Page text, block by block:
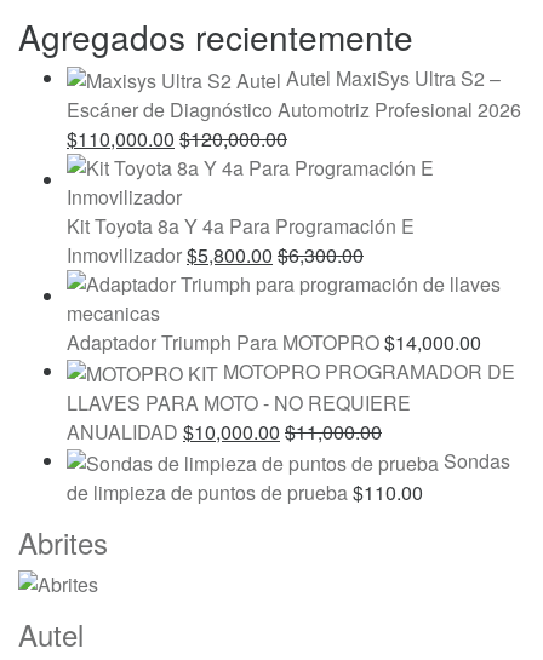
Agregados recientemente
Autel MaxiSys Ultra S2 –
Escáner de Diagnóstico Automotriz Profesional 2026
$110,000.00 $120,000.00
Kit Toyota 8a Y 4a Para Programación E
Inmovilizador$5,800.00 $6,300.00
Adaptador Triumph Para MOTOPRO$14,000.00
MOTOPRO PROGRAMADOR DE
LLAVES PARA MOTO - NO REQUIERE
ANUALIDAD $10,000.00 $11,000.00
Sondas
de limpieza de puntos de prueba$110.00
Marcas
De
Carrusel
Abrites
Autel